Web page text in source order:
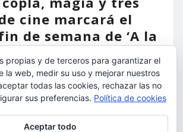
cine marcará el
de semana de ‘A la
Ago 6, 2026
propias y de terceros para garantizar el
la web, medir su uso y mejorar nuestros
todas las cookies, rechazar las no
sus preferencias. Política de cookies
Aceptar todo